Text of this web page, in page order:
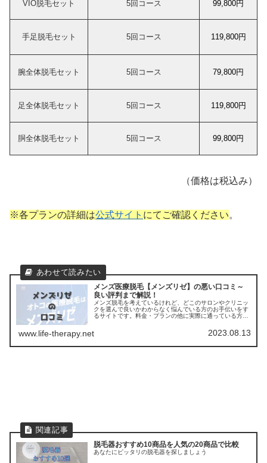
VIO脱毛セット 5回コース 99,800円
手足脱毛セット 5回コース 119,800円
腕全体脱毛セット 5回コース 79,800円
足全体脱毛セット 5回コース 119,800円
胴全体脱毛セット 5回コース 99,800円
（価格は税込み）
※各プランの詳細は公式サイト にてご確認ください。
メンズ医療脱毛【メンズリゼ】の悪い口コミ～
良い評判まで解説！
メンズ脱毛を考えているけれど、どこのサロンやクリニッ
クを選んで良いかわからなく悩んでいる方のお手伝いをす
るサイトです。料金・プランの他に実際に通っている方の
www.life-therapy.net 2023.08.13
脱毛器おすすめ10商品を人気の20商品で比較
あなたにピッタリの脱毛器を探しましょう